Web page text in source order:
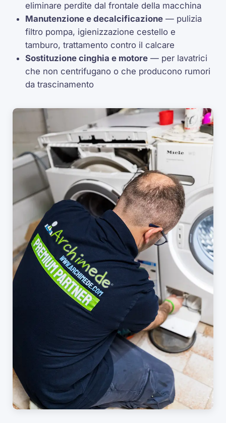
eliminare perdite dal frontale della macchina
Manutenzione e decalcificazione — pulizia
filtro pompa, igienizzazione cestello e
tamburo, trattamento contro il calcare
Sostituzione cinghia e motore — per lavatrici
che non centrifugano o che producono rumori
da trascinamento